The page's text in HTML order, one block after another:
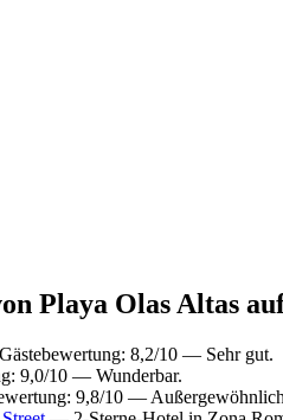
Playa Olas Altas
8,2/10 — Sehr gut.
9,0/10 — Wunderbar.
9,8/10 —